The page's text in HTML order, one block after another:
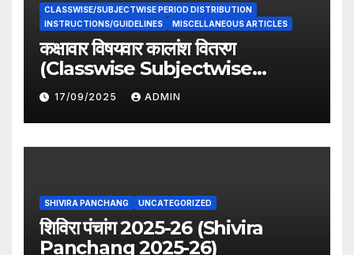
CLASSWISE/SUBJECTWISE PERIOD DISTRIBUTION
INSTRUCTIONS/GUIDELINES
MISCELLANEOUS ARTICLES
कक्षावार विषयवार कालांश वितरण
(Classwise Subjectwise
period distribution)
17/09/2025 ADMIN
SHIVIRA PANCHANG UNCATEGORIZED
शिविरा पंचांग 2025-26 (Shivira
Panchang 2025-26)